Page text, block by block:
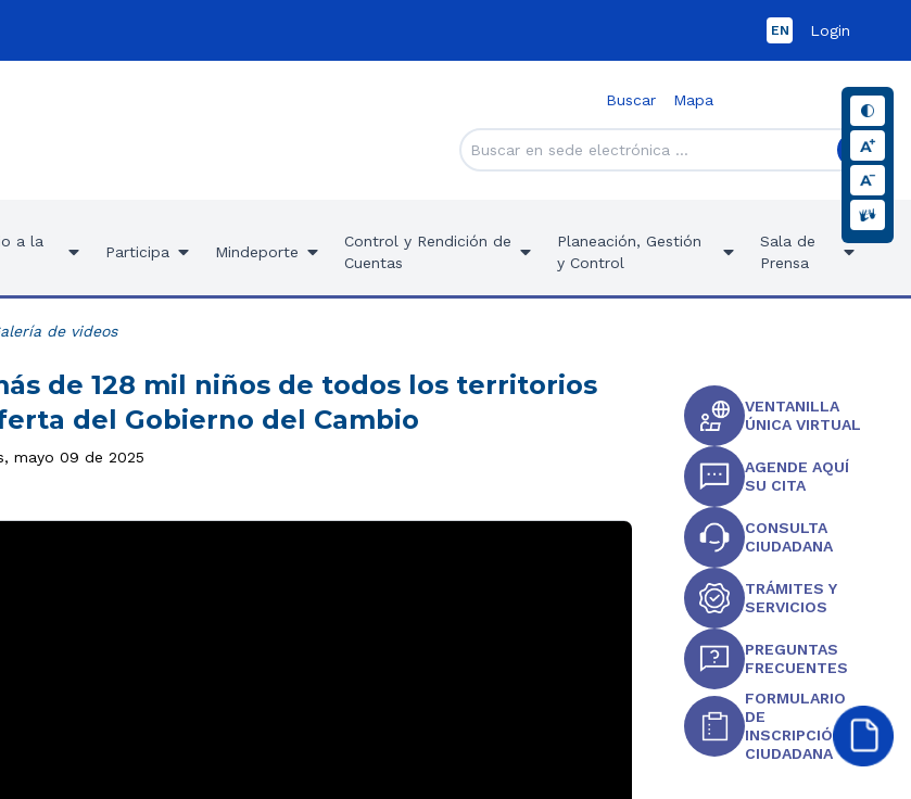
EN Login
Buscar Mapa
a la
Participa Mindeporte
Control y Rendición de
Cuentas
Planeación, Gestión
y Control
Sala de
Prensa
de videos
de 128 mil niños de todos los territorios
del Gobierno del Cambio
mayo 09 de 2025
VENTANILLA
ÚNICA VIRTUAL
AGENDE AQUÍ
SU CITA
CONSULTA
CIUDADANA
TRÁMITES Y
SERVICIOS
PREGUNTAS
FRECUENTES
FORMULARIO
DE
INSCRIPCIÓN
CIUDADANA